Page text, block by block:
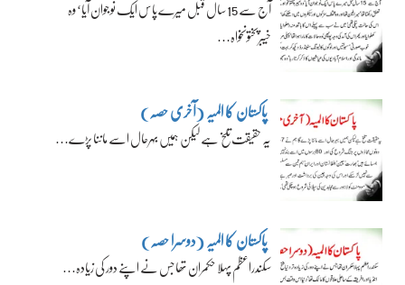
آج سے 15 سال قبل میرے پاس ایک نوجوان آیا‘ وہ
خیبرپختونخواہ…
پاکستان کا المیہ (آخری حصہ)
یہ حقیقت تلخ ہے لیکن ہمیں بہرحال اسے ماننا پڑے…
پاکستان کا المیہ (دوسرا حصہ)
سکندراعظم پہلا حکمران تھا جس نے اپنے دور کی زیادہ…